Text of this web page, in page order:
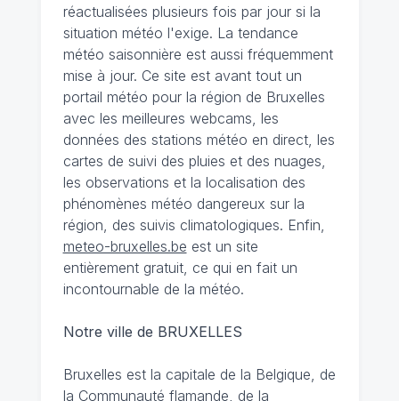
réactualisées plusieurs fois par jour si la
situation météo l'exige. La tendance
météo saisonnière est aussi fréquemment
mise à jour. Ce site est avant tout un
portail météo pour la région de Bruxelles
avec les meilleures webcams, les
données des stations météo en direct, les
cartes de suivi des pluies et des nuages,
les observations et la localisation des
phénomènes météo dangereux sur la
région, des suivis climatologiques. Enfin,
meteo-bruxelles.be est un site
entièrement gratuit, ce qui en fait un
incontournable de la météo.
Notre ville de BRUXELLES
Bruxelles est la capitale de la Belgique, de
la Communauté flamande, de la